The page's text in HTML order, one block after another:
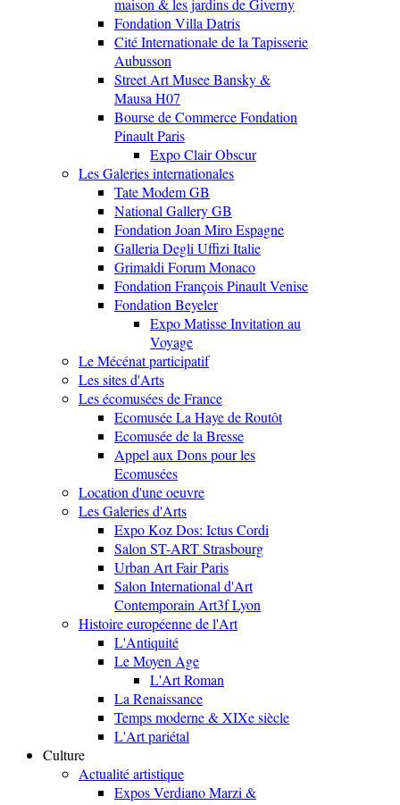
maison & les jardins de Giverny
Fondation Villa Datris
Cité Internationale de la Tapisserie
Aubusson
Street Art Musee Bansky &
Mausa H07
Bourse de Commerce Fondation
Pinault Paris
Expo Clair Obscur
Les Galeries internationales
Tate Modem GB
National Gallery GB
Fondation Joan Miro Espagne
Galleria Degli Uffizi Italie
Grimaldi Forum Monaco
Fondation François Pinault Venise
Fondation Beyeler
Expo Matisse Invitation au
Voyage
Le Mécénat participatif
Les sites d'Arts
Les écomusées de France
Ecomusée La Haye de Routôt
Ecomusée de la Bresse
Appel aux Dons pour les
Ecomusées
Location d'une oeuvre
Les Galeries d'Arts
Expo Koz Dos: Ictus Cordi
Salon ST-ART Strasbourg
Urban Art Fair Paris
Salon International d'Art
Contemporain Art3f Lyon
Histoire européenne de l'Art
L'Antiquité
Le Moyen Age
L'Art Roman
La Renaissance
Temps moderne & XIXe siècle
L'Art pariétal
Culture
Actualité artistique
Expos Verdiano Marzi &